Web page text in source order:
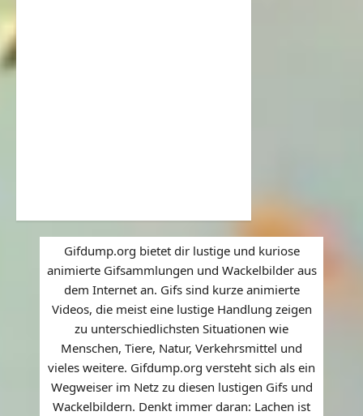
Gifdump.org bietet dir lustige und kuriose
animierte Gifsammlungen und Wackelbilder aus
dem Internet an. Gifs sind kurze animierte
Videos, die meist eine lustige Handlung zeigen
zu unterschiedlichsten Situationen wie
Menschen, Tiere, Natur, Verkehrsmittel und
vieles weitere. Gifdump.org versteht sich als ein
Wegweiser im Netz zu diesen lustigen Gifs und
Wackelbildern. Denkt immer daran: Lachen ist